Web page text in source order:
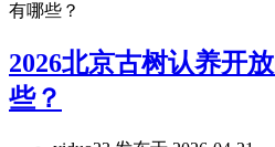
有哪些？
2026北京古树认养开
些？